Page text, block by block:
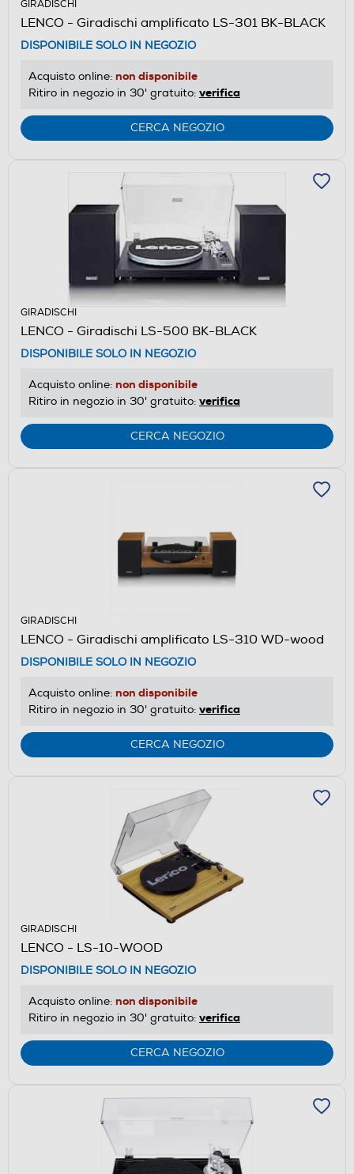
GIRADISCHI
LENCO - Giradischi amplificato LS-301 BK-BLACK
DISPONIBILE SOLO IN NEGOZIO
Acquisto online: non disponibile
Ritiro in negozio in 30' gratuito: verifica
CERCA NEGOZIO
GIRADISCHI
LENCO - Giradischi LS-500 BK-BLACK
DISPONIBILE SOLO IN NEGOZIO
Acquisto online: non disponibile
Ritiro in negozio in 30' gratuito: verifica
CERCA NEGOZIO
GIRADISCHI
LENCO - Giradischi amplificato LS-310 WD-wood
DISPONIBILE SOLO IN NEGOZIO
Acquisto online: non disponibile
Ritiro in negozio in 30' gratuito: verifica
CERCA NEGOZIO
GIRADISCHI
LENCO - LS-10-WOOD
DISPONIBILE SOLO IN NEGOZIO
Acquisto online: non disponibile
Ritiro in negozio in 30' gratuito: verifica
CERCA NEGOZIO